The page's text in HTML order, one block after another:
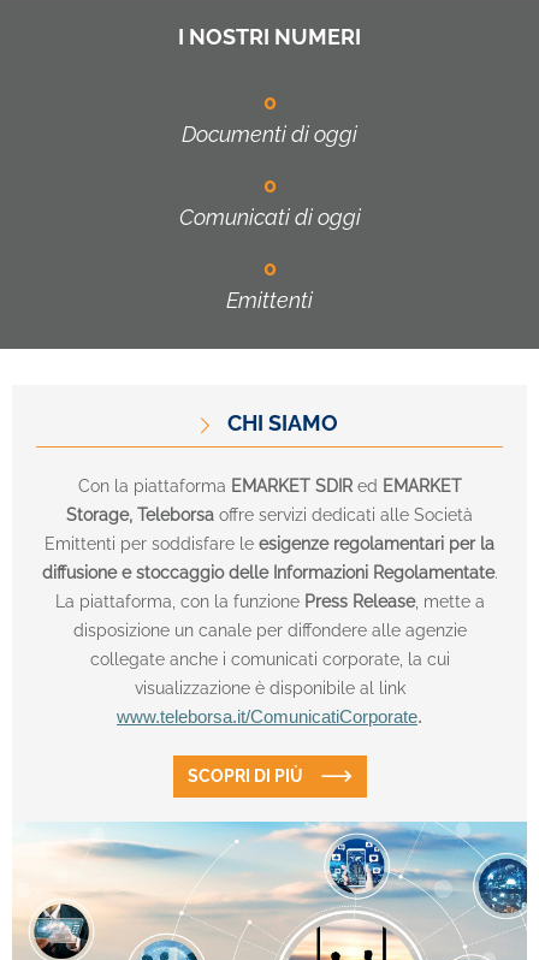
I NOSTRI NUMERI
0
Documenti di oggi
0
Comunicati di oggi
0
Emittenti
CHI SIAMO
Con la piattaforma EMARKET SDIR ed EMARKET
Storage, Teleborsa offre servizi dedicati alle Società
Emittenti per soddisfare le esigenze regolamentari per la
diffusione e stoccaggio delle Informazioni Regolamentate.
La piattaforma, con la funzione Press Release, mette a
disposizione un canale per diffondere alle agenzie
collegate anche i comunicati corporate, la cui
visualizzazione è disponibile al link
www.teleborsa.it/ComunicatiCorporate.
SCOPRI DI PIÙ